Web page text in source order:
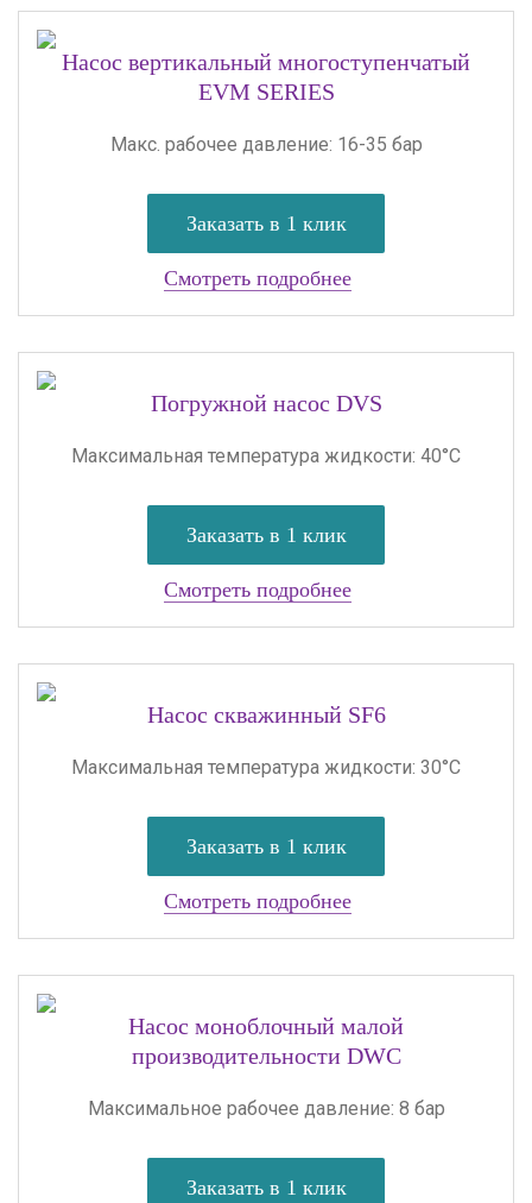
Насос вертикальный многоступенчатый
EVM SERIES
Макс. рабочее давление: 16-35 бар
Заказать в 1 клик
Смотреть подробнее
Погружной насос DVS
Максимальная температура жидкости: 40°C
Заказать в 1 клик
Смотреть подробнее
Насос скважинный SF6
Максимальная температура жидкости: 30°C
Заказать в 1 клик
Смотреть подробнее
Насос моноблочный малой
производительности DWC
Максимальное рабочее давление: 8 бар
Заказать в 1 клик